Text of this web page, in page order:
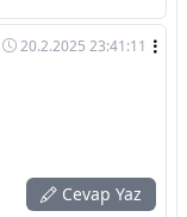
20.2.2025 23:41:11
Cevap Yaz